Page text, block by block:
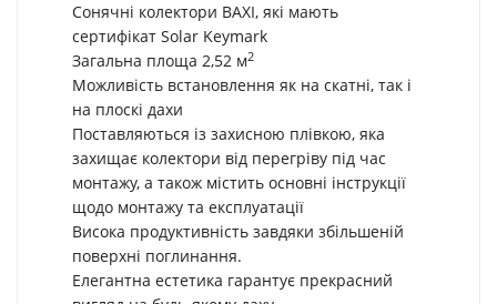
Сонячні колектори BAXI, які мають
сертифікат Solar Keymark
Загальна площа 2,52 м2
Можливість встановлення як на скатні, так і
на плоскі дахи
Поставляються із захисною плівкою, яка
захищає колектори від перегріву під час
монтажу, а також містить основні інструкції
щодо монтажу та експлуатації
Висока продуктивність завдяки збільшеній
поверхні поглинання.
Елегантна естетика гарантує прекрасний